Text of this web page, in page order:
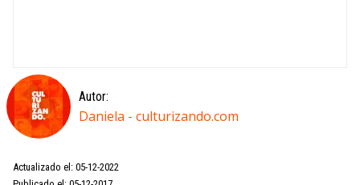
Autor:
Daniela - culturizando.com
Actualizado el: 05-12-2022